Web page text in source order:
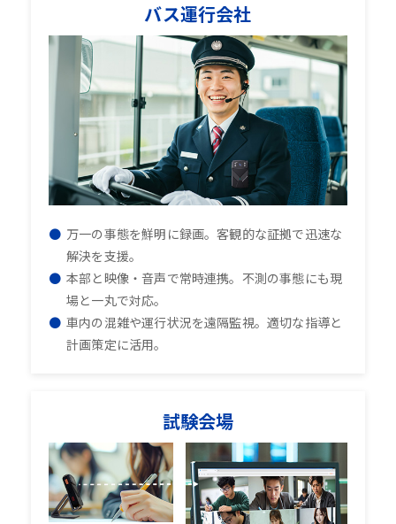
バス運行会社
万一の事態を鮮明に録画。客観的な証拠で迅速な
解決を支援。
本部と映像・音声で常時連携。不測の事態にも現
場と一丸で対応。
車内の混雑や運行状況を遠隔監視。適切な指導と
計画策定に活用。
試験会場